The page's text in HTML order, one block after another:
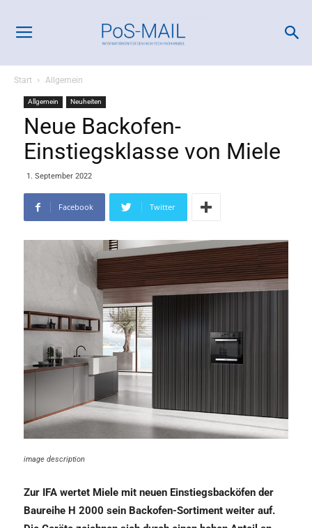
Start Allgemein
Allgemein Neuheiten
Neue Backofen-
Einstiegsklasse von Miele
1. September 2022
Facebook Twitter
image description
Zur IFA wertet Miele mit neuen Einstiegsbacköfen der
Baureihe H 2000 sein Backofen-Sortiment weiter auf.